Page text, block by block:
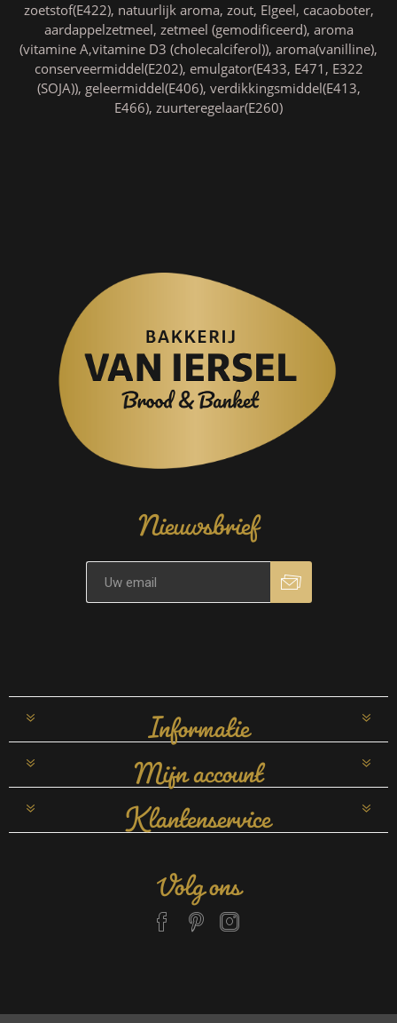
zoetstof(E422), natuurlijk aroma, zout, EIgeel, cacaoboter,
aardappelzetmeel, zetmeel (gemodificeerd), aroma
(vitamine A,vitamine D3 (cholecalciferol)), aroma(vanilline),
conserveermiddel(E202), emulgator(E433, E471, E322
(SOJA)), geleermiddel(E406), verdikkingsmiddel(E413,
E466), zuurteregelaar(E260)
Nieuwsbrief
Informatie
Mijn account
Klantenservice
Volg ons